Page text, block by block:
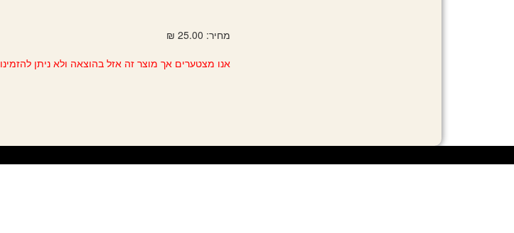
מחיר: 25.00 ₪
אנו מצטערים אך מוצר זה אזל בהוצאה ולא ניתן להזמינו